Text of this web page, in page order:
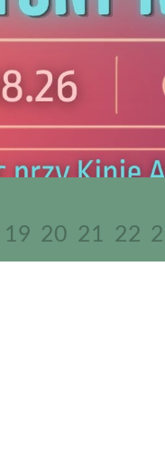
19 20 21 22